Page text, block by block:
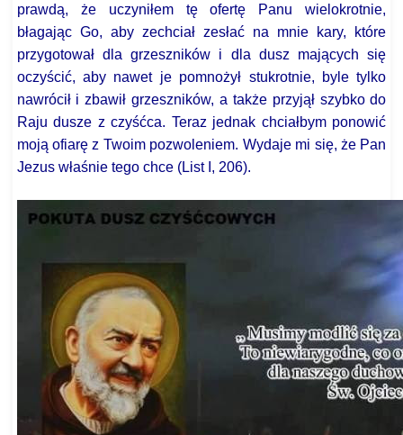
prawdą, że uczyniłem tę ofertę Panu wielokrotnie,
błagając Go, aby zechciał zesłać na mnie kary, które
przygotował dla grzeszników i dla dusz mających się
oczyścić, aby nawet je pomnożył stukrotnie, byle tylko
nawrócił i zbawił grzeszników, a także przyjął szybko do
Raju dusze z czyśćca. Teraz jednak chciałbym ponowić
moją ofiarę z Twoim pozwoleniem. Wydaje mi się, że Pan
Jezus właśnie tego chce (List I, 206).